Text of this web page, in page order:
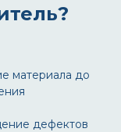
материала до
дефектов